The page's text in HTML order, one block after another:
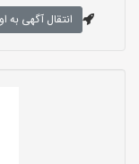
انتقال آگهی به